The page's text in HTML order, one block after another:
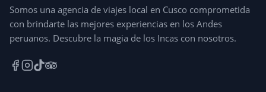
Somos una agencia de viajes local en Cusco comprometida
con brindarte las mejores experiencias en los Andes
peruanos. Descubre la magia de los Incas con nosotros.